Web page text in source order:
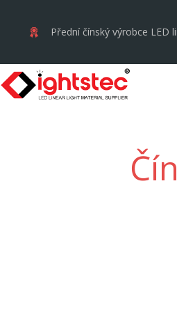
Přední čínský výrobce LED